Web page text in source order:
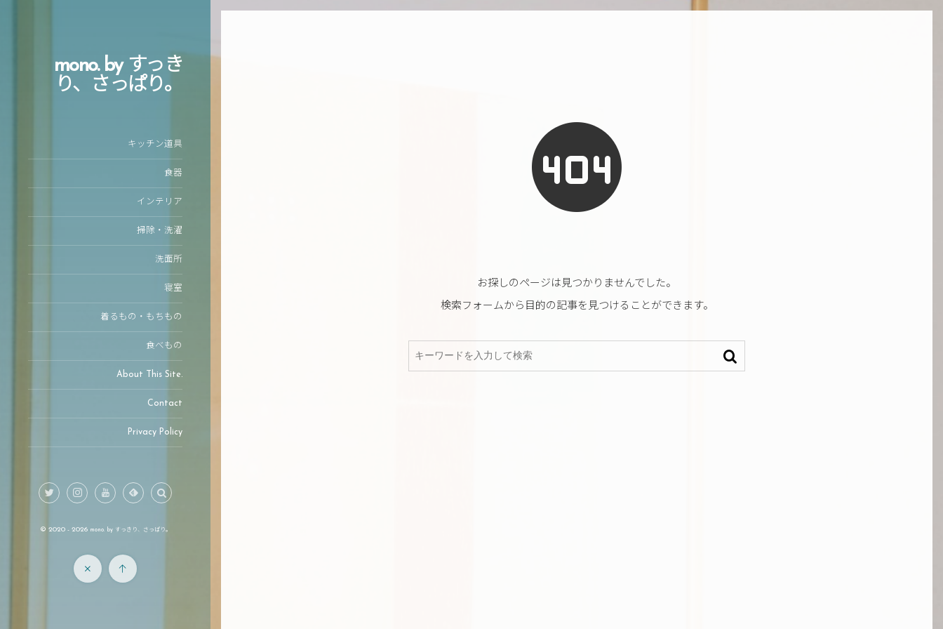
mono. by すっき
り、さっぱり。
キッチン道具
食器
インテリア
掃除・洗濯
洗面所
寝室
着るもの・もちもの
食べもの
About This Site.
Contact
Privacy Policy
© 2020 - 2026 mono. by すっきり、さっぱり。
お探しのページは見つかりませんでした。
検索フォームから目的の記事を見つけることができます。